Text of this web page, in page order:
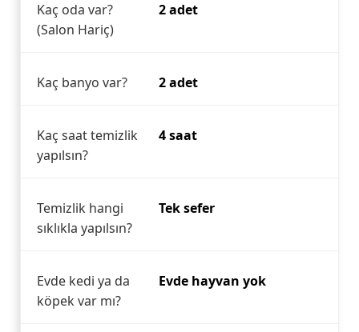
Kaç oda var?
(Salon Hariç)
2 adet
Kaç banyo var? 2 adet
Kaç saat temizlik
yapılsın?
4 saat
Temizlik hangi
sıklıkla yapılsın?
Tek sefer
Evde kedi ya da
köpek var mı?
Evde hayvan yok